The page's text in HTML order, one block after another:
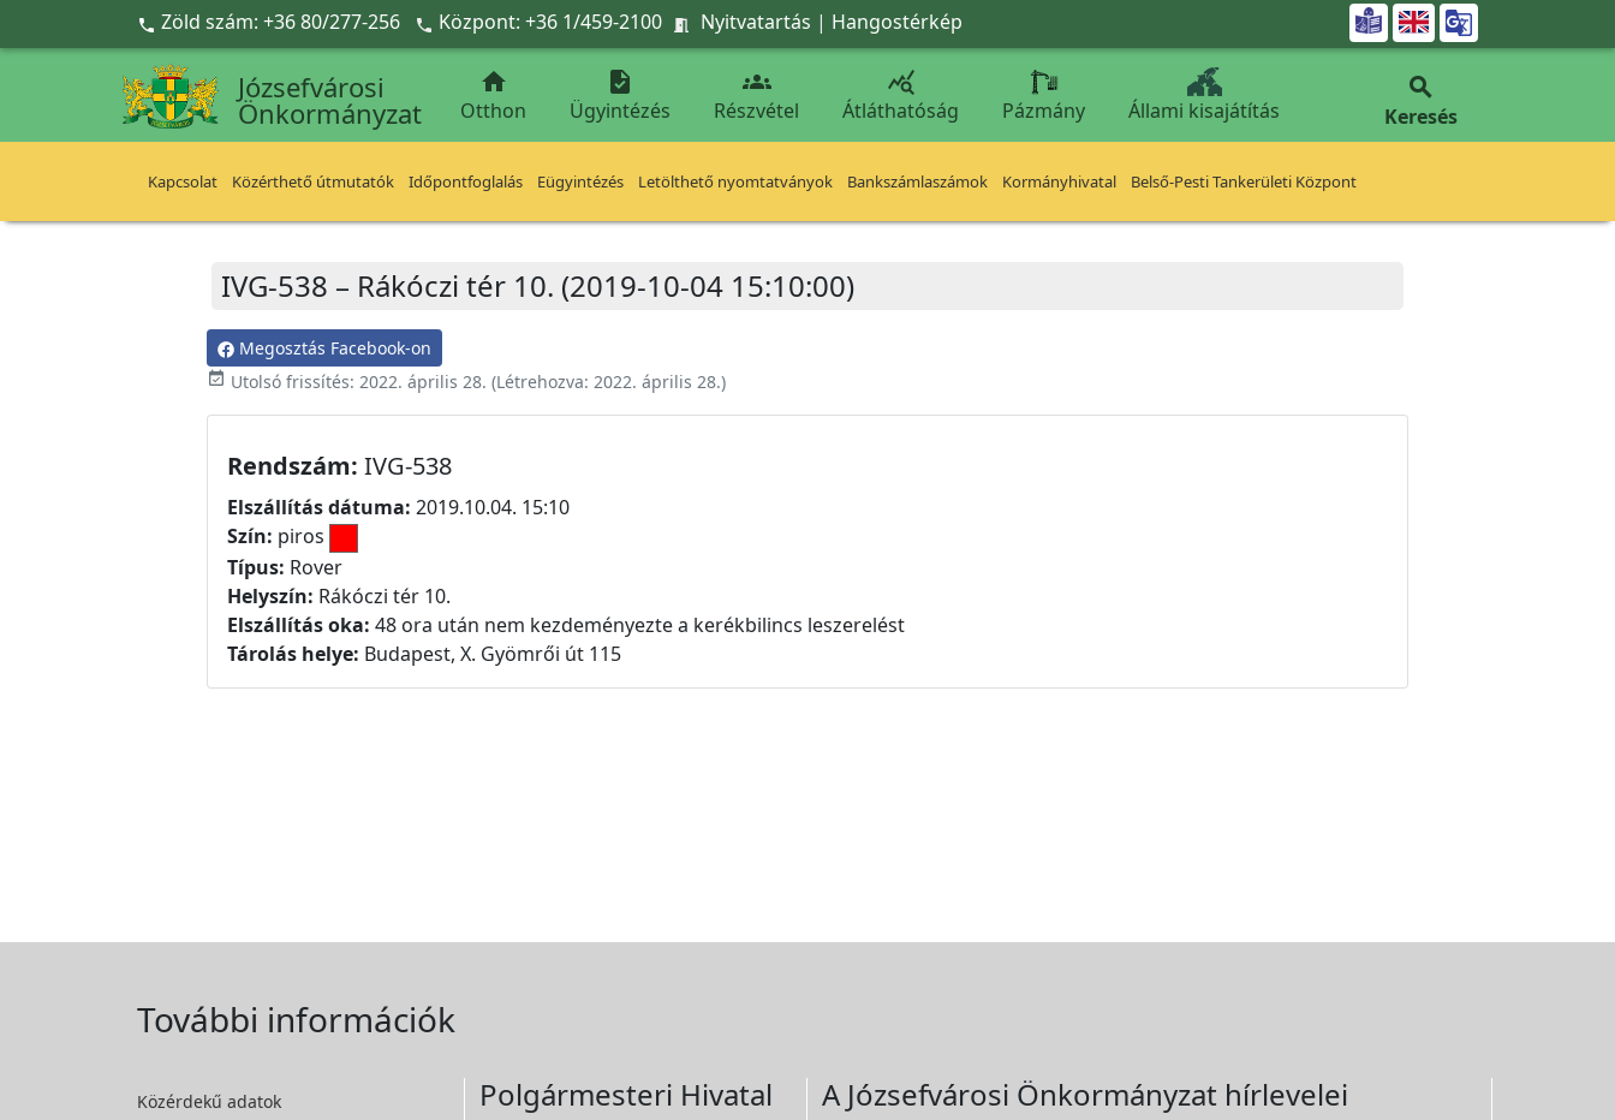
Ugrás a fő tartalomra
 Zöld szám: +36 80/277-256  Központ: +36 1/459-2100  Nyitvatartás | Hangostérkép 
Józsefvárosi
Önkormányzat

Otthon

Ügyintézés

Részvétel

Átláthatóság Pázmány Állami kisajátítás

Keresés
Kapcsolat Közérthető útmutatók Időpontfoglalás Eügyintézés Letölthető nyomtatványok Bankszámlaszámok Kormányhivatal Belső-Pesti Tankerületi Központ
IVG-538 – Rákóczi tér 10. (2019-10-04 15:10:00)
Megosztás Facebook-on
event_available Utolsó frissítés: 2022. április 28. (Létrehozva: 2022. április 28.)
Rendszám: IVG-538
Elszállítás dátuma: 2019.10.04. 15:10
Szín: piros
Típus: Rover
Helyszín: Rákóczi tér 10.
Elszállítás oka: 48 ora után nem kezdeményezte a kerékbilincs leszerelést
Tárolás helye: Budapest, X. Gyömrői út 115
További információk
Közérdekű adatok Polgármesteri Hivatal A Józsefvárosi Önkormányzat hírlevelei